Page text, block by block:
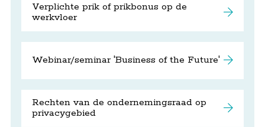
Verplichte prik of prikbonus op de
werkvloer
Webinar/seminar 'Business of the Future'
Rechten van de ondernemingsraad op
privacygebied